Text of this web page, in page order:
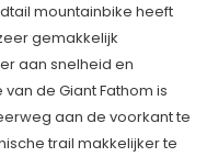
mountainbike heeft
gemakkelijk
aan snelheid en
de Giant Fathom is
aan de voorkant te
trail makkelijker te